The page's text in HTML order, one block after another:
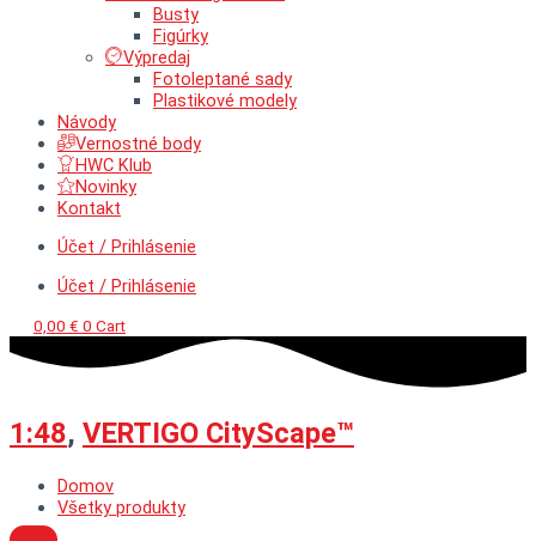
Busty
Figúrky
Výpredaj
Fotoleptané sady
Plastikové modely
Návody
Vernostné body
HWC Klub
Novinky
Kontakt
Účet / Prihlásenie
Účet / Prihlásenie
0,00 € 0 Cart
1:48, VERTIGO CityScape™
Domov
Všetky produkty